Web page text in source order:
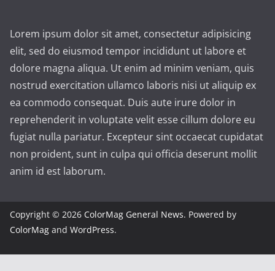
Lorem ipsum dolor sit amet, consectetur adipisicing
elit, sed do eiusmod tempor incididunt ut labore et
dolore magna aliqua. Ut enim ad minim veniam, quis
nostrud exercitation ullamco laboris nisi ut aliquip ex
ea commodo consequat. Duis aute irure dolor in
reprehenderit in voluptate velit esse cillum dolore eu
fugiat nulla pariatur. Excepteur sint occaecat cupidatat
non proident, sunt in culpa qui officia deserunt mollit
anim id est laborum.
Copyright © 2026 ColorMag General News. Powered by
ColorMag and WordPress.